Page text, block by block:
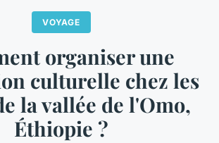
VOYAGE
organiser une
culturelle chez les
la vallée de l'Omo,
Éthiopie ?